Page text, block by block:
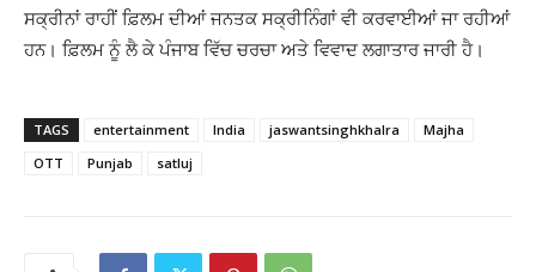
ਸਕ੍ਰੀਨਾਂ ਰਾਹੀਂ ਫ਼ਿਲਮ ਦੀਆਂ ਜਨਤਕ ਸਕ੍ਰੀਨਿੰਗਾਂ ਵੀ ਕਰਵਾਈਆਂ ਜਾ ਰਹੀਆਂ
ਹਨ। ਫ਼ਿਲਮ ਨੂੰ ਲੈ ਕੇ ਪੰਜਾਬ ਵਿੱਚ ਚਰਚਾ ਅਤੇ ਵਿਵਾਦ ਲਗਾਤਾਰ ਜਾਰੀ ਹੈ।
TAGS entertainment India jaswantsinghkhalra
Majha
OTT
Punjab satluj